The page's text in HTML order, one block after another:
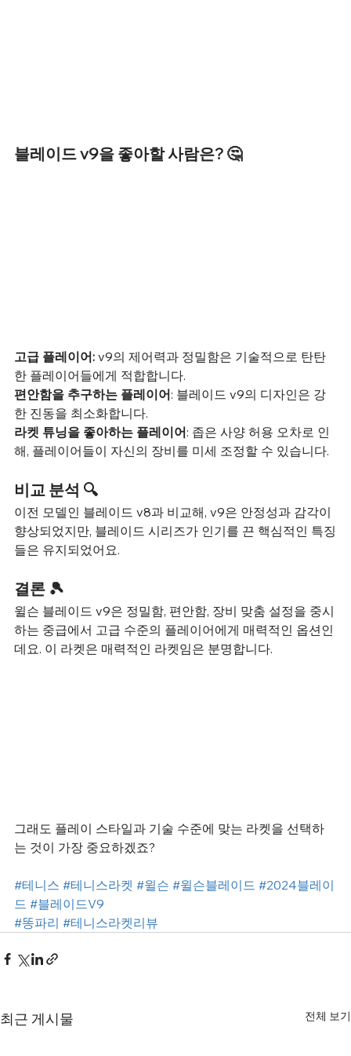
블레이드 v9을 좋아할 사람은? 🤔
고급 플레이어: v9의 제어력과 정밀함은 기술적으로 탄탄
한 플레이어들에게 적합합니다.
편안함을 추구하는 플레이어: 블레이드 v9의 디자인은 강
한 진동을 최소화합니다.
라켓 튜닝을 좋아하는 플레이어: 좁은 사양 허용 오차로 인
해, 플레이어들이 자신의 장비를 미세 조정할 수 있습니다.
비교 분석 🔍
이전 모델인 블레이드 v8과 비교해, v9은 안정성과 감각이
향상되었지만, 블레이드 시리즈가 인기를 끈 핵심적인 특징
들은 유지되었어요.
결론 🎾
윌슨 블레이드 v9은 정밀함, 편안함, 장비 맞춤 설정을 중시
하는 중급에서 고급 수준의 플레이어에게 매력적인 옵션인
데요. 이 라켓은 매력적인 라켓임은 분명합니다.
그래도 플레이 스타일과 기술 수준에 맞는 라켓을 선택하
는 것이 가장 중요하겠죠?
#테니스 #테니스라켓 #윌슨 #윌슨블레이드 #2024블레이
드 #블레이드V9
#똥파리 #테니스라켓리뷰
최근 게시물 전체 보기